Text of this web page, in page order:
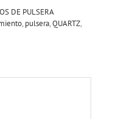
DE PULSERA
, pulsera,QUARTZ,